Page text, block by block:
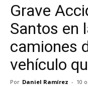
Grave
Santos en
camiones
vehículo
Por Daniel Ramírez - 10